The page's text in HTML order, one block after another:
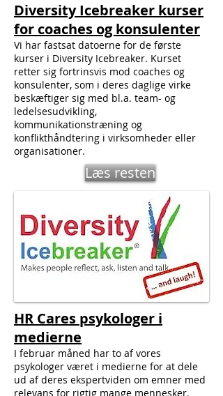
Diversity Icebreaker kurser
for coaches og konsulenter
Vi har fastsat datoerne for de første
kurser i Diversity Icebreaker. Kurset
retter sig fortrinsvis mod coaches og
konsulenter, som i deres daglige virke
beskæftiger sig med bl.a. team- og
ledelsesudvikling,
kommunikationstræning og
konflikthåndtering i virksomheder eller
organisationer.
Læs resten
HR Cares psykologer i
medierne
I februar måned har to af vores
psykologer været i medierne for at dele
ud af deres ekspertviden om emner med
relevans for rigtig mange mennesker.